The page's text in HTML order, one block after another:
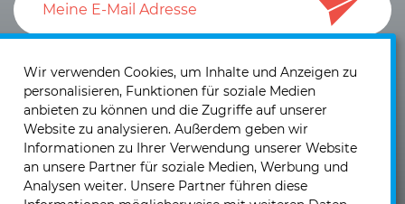
Einwilligung zum Versand von Neuigkeiten und
Informationen.
Wir verwenden Cookies, um Inhalte und Anzeigen zu
personalisieren, Funktionen für soziale Medien
anbieten zu können und die Zugriffe auf unserer
Website zu analysieren. Außerdem geben wir
Informationen zu Ihrer Verwendung unserer Website
an unsere Partner für soziale Medien, Werbung und
Analysen weiter. Unsere Partner führen diese